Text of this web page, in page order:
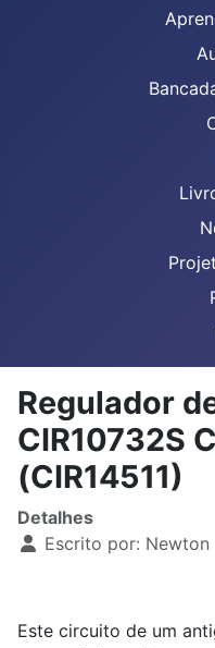
Regulador
CIR10732S
(CIR14511)
Detalhes
Escrito por: Newton
Este circuito de um